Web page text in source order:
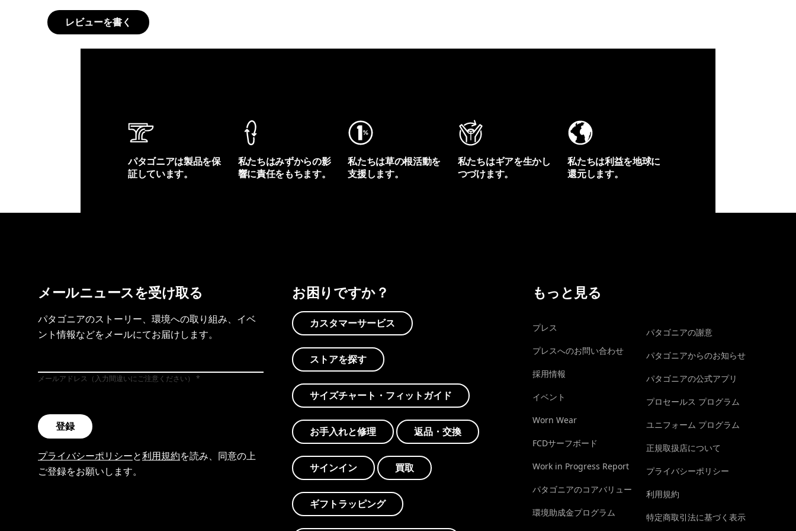
レビューを書く
パタゴニアは製品を保
証しています。
私たちはみずからの影
響に責任をもちます。
私たちは草の根活動を
支援します。
私たちはギアを生かし
つづけます。
私たちは利益を地球に
還元します。
メールニュースを受け取る
パタゴニアのストーリー、環境への取り組み、イベ
ント情報などをメールにてお届けします。
メールアドレス（入力間違いにご注意ください）
登録
プライバシーポリシーと利用規約を読み、同意の上
ご登録をお願いします。
お困りですか？
カスタマーサービス
ストアを探す
サイズチャート・フィットガイド
お手入れと修理 返品・交換
サインイン 買取
ギフトラッピング
もっと見る
プレス
プレスへのお問い合わせ
採用情報
イベント
Worn Wear
FCDサーフボード
Work in Progress Report
パタゴニアのコアバリュー
環境助成金プログラム
パタゴニアの謝意
パタゴニアからのお知らせ
パタゴニアの公式アプリ
プロセールス プログラム
ユニフォーム プログラム
正規取扱店について
プライバシーポリシー
利用規約
特定商取引法に基づく表示